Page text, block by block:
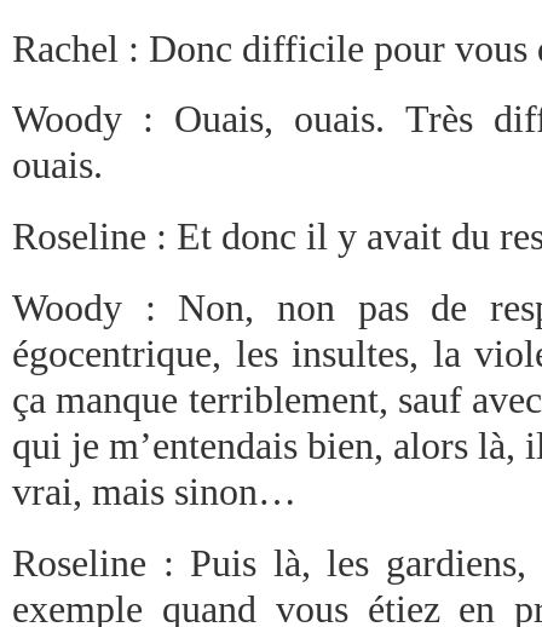
Rachel : Donc difficile pour
Woody : Ouais, ouais. Très
ouais.
Roseline : Et donc il y avait du
Woody : Non, non pas de
égocentrique, les insultes, la
ça manque terriblement, sauf
qui je m’entendais bien, alors là,
vrai, mais sinon…
Roseline : Puis là, les gardiens,
exemple quand vous étiez en